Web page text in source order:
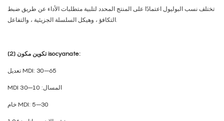
تختلف نسب البوليول اعتمادًا على المنتج المحدد لتلبية متطلبات الأداء عن طريق ضبط
التكافؤ ، وهيكل السلسلة الجزيئية ، والتفاعل.
(2) تكوين مكون isocyanate:
تعديل MDI: 30–65
MDI المسال: 10–30
خام MDI: 5–30